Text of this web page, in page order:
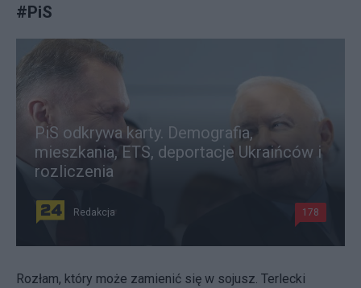
#PiS
PiS odkrywa karty. Demografia,
mieszkania, ETS, deportacje Ukraińców i
rozliczenia
Redakcja 178
Rozłam, który może zamienić się w sojusz. Terlecki